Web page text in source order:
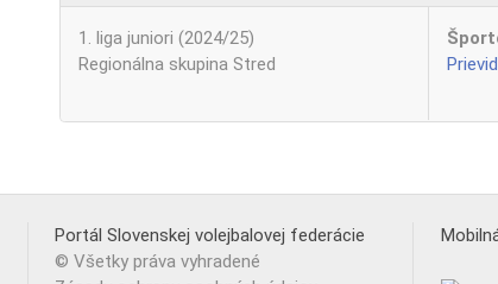
1. liga juniori (2024/25)
Regionálna skupina Stred
Portál Slovenskej volejbalovej federácie
© Všetky práva vyhradené